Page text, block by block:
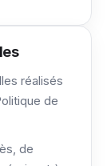
réalisés
de
de